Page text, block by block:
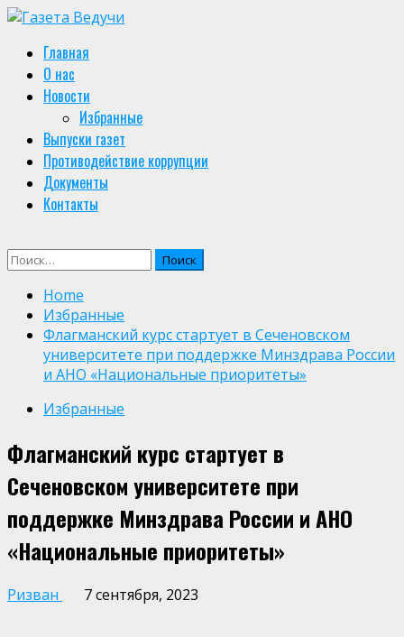
Skip
content
Primary
Menu
Главная
О нас
Новости
Избранные
Выпуски газет
Противодействие коррупции
Документы
Контакты
Найти:
Home
Избранные
Флагманский курс стартует в Сеченовском
университете при поддержке Минздрава России
и АНО «Национальные приоритеты»
Избранные
Флагманский курс стартует в
Сеченовском университете при
поддержке Минздрава России и АНО
«Национальные приоритеты»
Ризван 7 сентября, 2023